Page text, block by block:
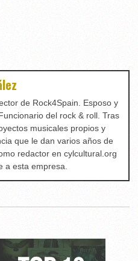
de Rock4Spain. Esposo y
del rock & roll. Tras
musicales propios y
que le dan varios años de
redactor en cylcultural.org
a esta empresa.